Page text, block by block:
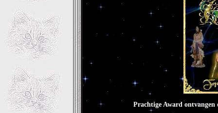
Prachtige Award ontvangen